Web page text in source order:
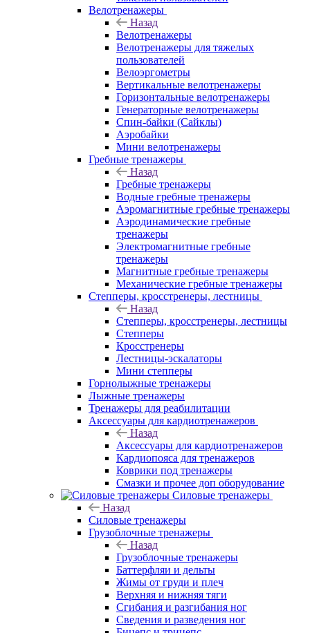
Велотренажеры
Назад
Велотренажеры
Велотренажеры для тяжелых
пользователей
Велоэргометры
Вертикальные велотренажеры
Горизонтальные велотренажеры
Генераторные велотренажеры
Спин-байки (Сайклы)
Аэробайки
Мини велотренажеры
Гребные тренажеры
Назад
Гребные тренажеры
Водные гребные тренажеры
Аэромагнитные гребные тренажеры
Аэродинамические гребные
тренажеры
Электромагнитные гребные
тренажеры
Магнитные гребные тренажеры
Механические гребные тренажеры
Степперы, кросстренеры, лестницы
Назад
Степперы, кросстренеры, лестницы
Степперы
Кросстренеры
Лестницы-эскалаторы
Мини степперы
Горнолыжные тренажеры
Лыжные тренажеры
Тренажеры для реабилитации
Аксессуары для кардиотренажеров
Назад
Аксессуары для кардиотренажеров
Кардиопояса для тренажеров
Коврики под тренажеры
Смазки и прочее доп оборудование
Силовые тренажеры
Назад
Силовые тренажеры
Грузоблочные тренажеры
Назад
Грузоблочные тренажеры
Баттерфляи и дельты
Жимы от груди и плеч
Верхняя и нижняя тяги
Сгибания и разгибания ног
Сведения и разведения ног